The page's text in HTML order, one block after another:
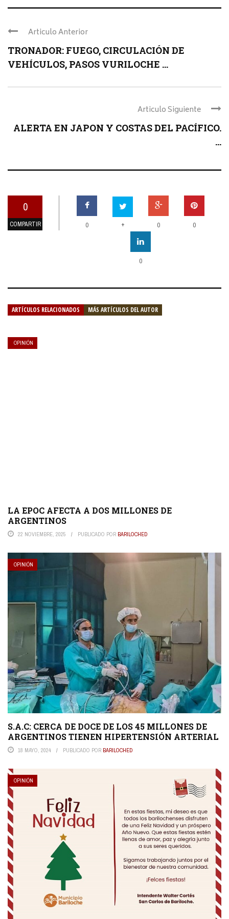
Articulo Anterior
TRONADOR: FUEGO, CIRCULACIÓN DE
VEHÍCULOS, PASOS VURILOCHE ...
Articulo Siguiente
ALERTA EN JAPON Y COSTAS DEL PACÍFICO.
...
0
COMPARTIR 0 + 0 0
0
ARTÍCULOS RELACIONADOS MÁS ARTÍCULOS DEL AUTOR
OPINIÓN
LA EPOC AFECTA A DOS MILLONES DE
ARGENTINOS
22 NOVIEMBRE, 2025 PUBLICADO POR BARILOCHED
OPINIÓN
S.A.C: CERCA DE DOCE DE LOS 45 MILLONES DE
ARGENTINOS TIENEN HIPERTENSIÓN ARTERIAL
18 MAYO, 2024 PUBLICADO POR BARILOCHED
OPINIÓN